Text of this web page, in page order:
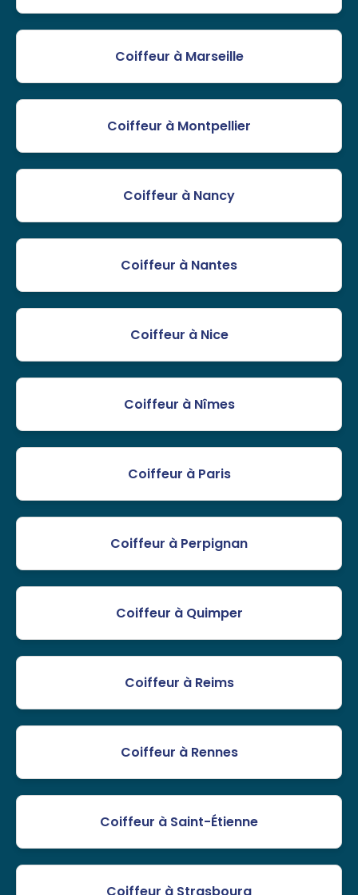
Coiffeur à Marseille
Coiffeur à Montpellier
Coiffeur à Nancy
Coiffeur à Nantes
Coiffeur à Nice
Coiffeur à Nîmes
Coiffeur à Paris
Coiffeur à Perpignan
Coiffeur à Quimper
Coiffeur à Reims
Coiffeur à Rennes
Coiffeur à Saint-Étienne
Coiffeur à Strasbourg